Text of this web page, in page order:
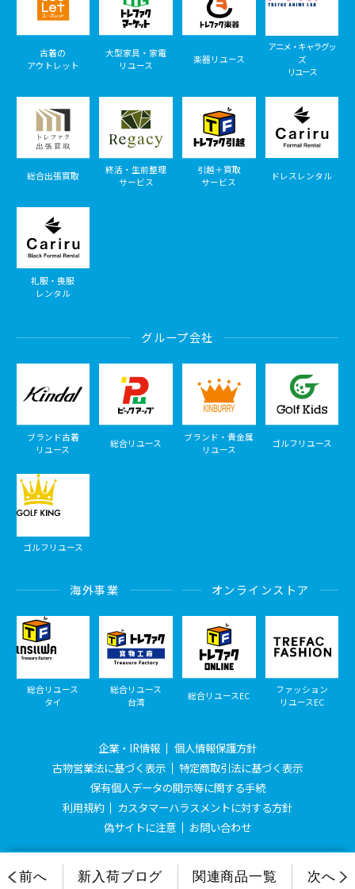
古着の
アウトレット
大型家具・家電
リユース
楽器リユース
アニメ・キャラグッ
ズ
リユース
総合出張買取
終活・生前整理
サービス
引越＋買取
サービス
ドレスレンタル
礼服・喪服
レンタル
グループ会社
ブランド古着
リユース
総合リユース
ブランド・貴金属
リユース
ゴルフリユース
ゴルフリユース
海外事業
総合リユース
タイ
総合リユース
台湾
オンラインストア
総合リユースEC
ファッション
リユースEC
企業・IR情報
個人情報保護方針
古物営業法に基づく表示
特定商取引法に基づく表示
保有個人データの開示等に関する手続
利用規約
カスタマーハラスメントに対する方針
偽サイトに注意
お問い合わせ
© Treasure Factory, All Rights Reserved.
前へ 新入荷ブログ 関連商品一覧 次へ